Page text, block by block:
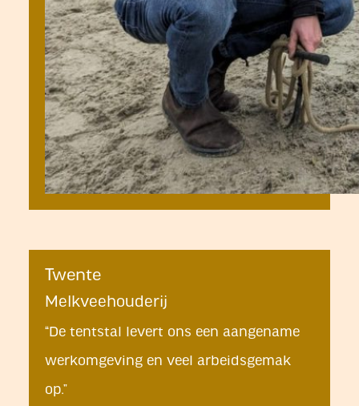
Twente
Melkveehouderij
“De tentstal levert ons een aangename
werkomgeving en veel arbeidsgemak
op.”